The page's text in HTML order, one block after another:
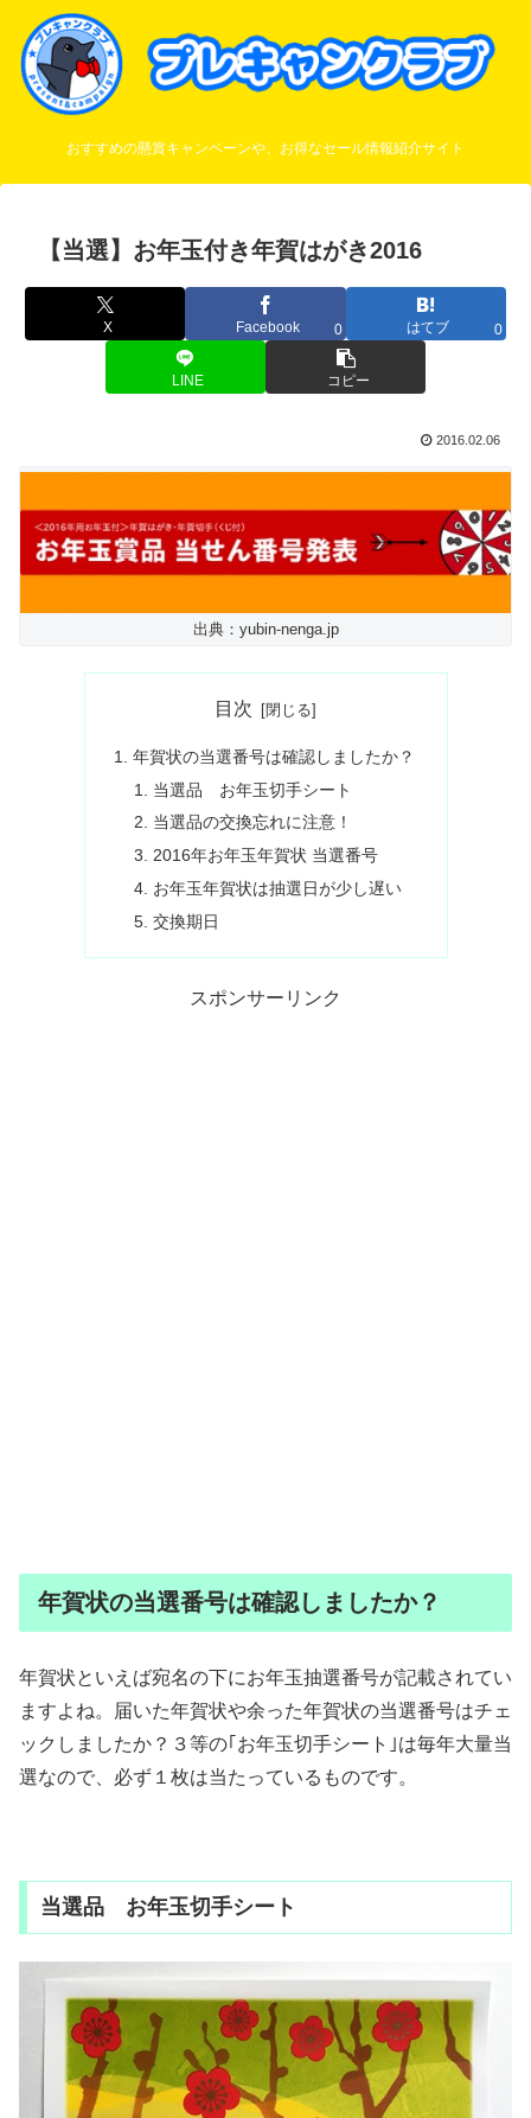
おすすめの懸賞キャンペーンや、お得なセール情報紹介サイト
【当選】お年玉付き年賀はがき2016
X Facebook 0 はてブ 0
LINE コピー
2016.02.06
出典：yubin-nenga.jp
目次
年賀状の当選番号は確認しましたか？
当選品 お年玉切手シート
当選品の交換忘れに注意！
2016年お年玉年賀状 当選番号
お年玉年賀状は抽選日が少し遅い
交換期日
スポンサーリンク
年賀状の当選番号は確認しましたか？
年賀状といえば宛名の下にお年玉抽選番号が記載されてい
ますよね。届いた年賀状や余った年賀状の当選番号はチェ
ックしましたか？３等の｢お年玉切手シート｣は毎年大量当
選なので、必ず１枚は当たっているものです。
当選品 お年玉切手シート